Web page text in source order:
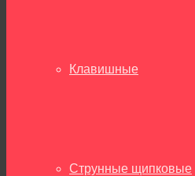
Клавишные
Струнные щипковые